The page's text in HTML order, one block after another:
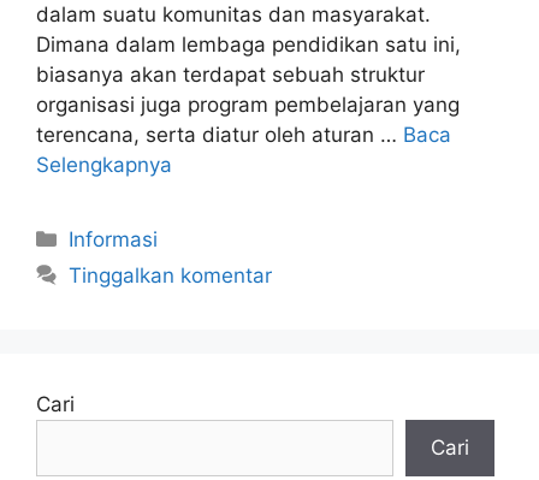
dalam suatu komunitas dan masyarakat.
Dimana dalam lembaga pendidikan satu ini,
biasanya akan terdapat sebuah struktur
organisasi juga program pembelajaran yang
terencana, serta diatur oleh aturan … Baca
Selengkapnya
Kategori
Informasi
Tinggalkan komentar
Cari
Cari